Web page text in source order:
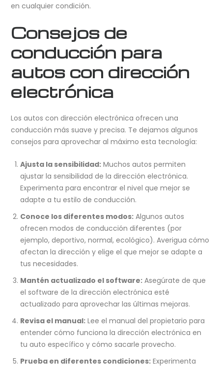
en cualquier condición.
Consejos de
conducción para
autos con dirección
electrónica
Los autos con dirección electrónica ofrecen una
conducción más suave y precisa. Te dejamos algunos
consejos para aprovechar al máximo esta tecnología:
Ajusta la sensibilidad:Muchos autos permiten
ajustar la sensibilidad de la dirección electrónica.
Experimenta para encontrar el nivel que mejor se
adapte a tu estilo de conducción.
Conoce los diferentes modos:Algunos autos
ofrecen modos de conducción diferentes (por
ejemplo, deportivo, normal, ecológico). Averigua cómo
afectan la dirección y elige el que mejor se adapte a
tus necesidades.
Mantén actualizado el software:Asegúrate de que
el software de la dirección electrónica esté
actualizado para aprovechar las últimas mejoras.
Revisa el manual:Lee el manual del propietario para
entender cómo funciona la dirección electrónica en
tu auto específico y cómo sacarle provecho.
Prueba en diferentes condiciones:Experimenta